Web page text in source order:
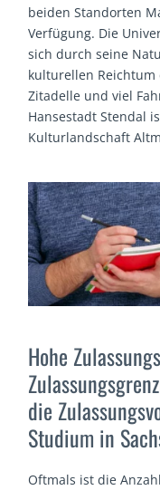
beiden Standorten
Verfügung. Die
sich durch seine
kulturellen
Zitadelle und viel
Hansestadt Stendal
Kulturlandschaft
Hohe
die
Studium in
Oftmals ist die